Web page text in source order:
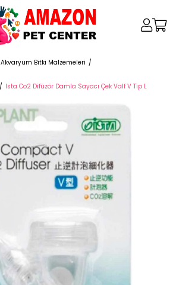
Akvaryum Bitki Malzemeleri
Ista Co2 Difüzör Damla Sayacı Çek Valf V Tip L